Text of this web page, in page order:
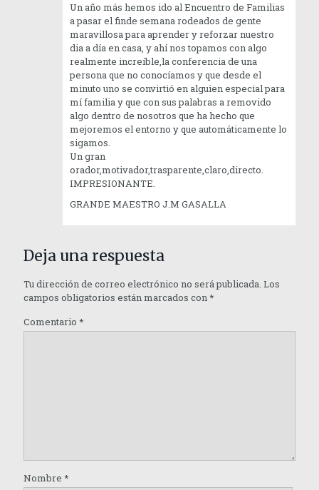
Un año más hemos ido al Encuentro de Familias
a pasar el finde semana rodeados de gente
maravillosa para aprender y reforzar nuestro
dia a día en casa, y ahí nos topamos con algo
realmente increíble,la conferencia de una
persona que no conocíamos y que desde el
minuto uno se convirtió en alguien especial para
mí familia y que con sus palabras a removido
algo dentro de nosotros que ha hecho que
mejoremos el entorno y que automáticamente lo
sigamos.
Un gran
orador,motivador,trasparente,claro,directo.
IMPRESIONANTE.
GRANDE MAESTRO J.M GASALLA
Deja una respuesta
Tu dirección de correo electrónico no será publicada. Los
campos obligatorios están marcados con*
Comentario *
Nombre *